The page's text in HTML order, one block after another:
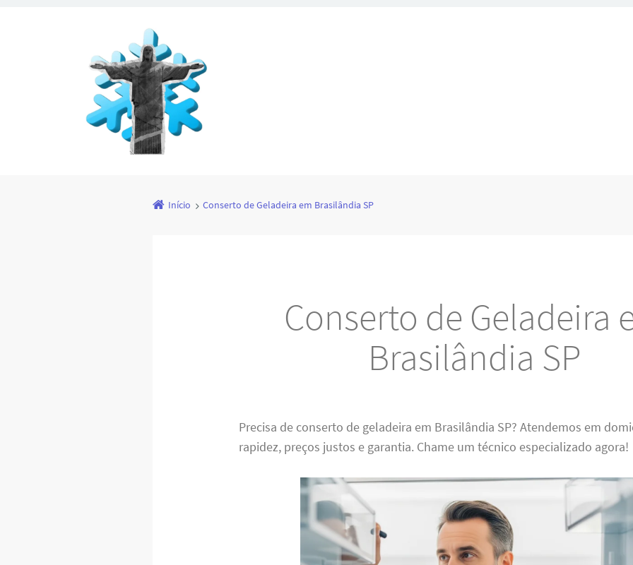
Início Conserto de Geladeira em Brasilândia SP
Conserto de Geladeira
Brasilândia SP
Precisa de conserto de geladeira em Brasilândia SP? Atendemos em
rapidez, preços justos e garantia. Chame um técnico especializado agora!